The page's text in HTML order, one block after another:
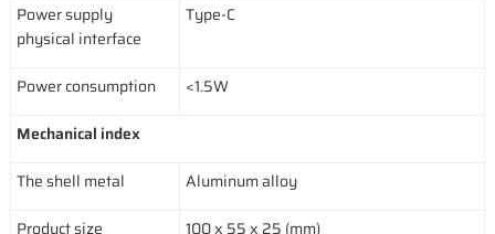
Power supply
physical interface
Type-C
Power consumption
<1.5W
Mechanical index
The shell metal
Aluminum alloy
Product size
100 x 55 x 25 (mm)